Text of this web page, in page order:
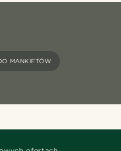
MANKIETÓW